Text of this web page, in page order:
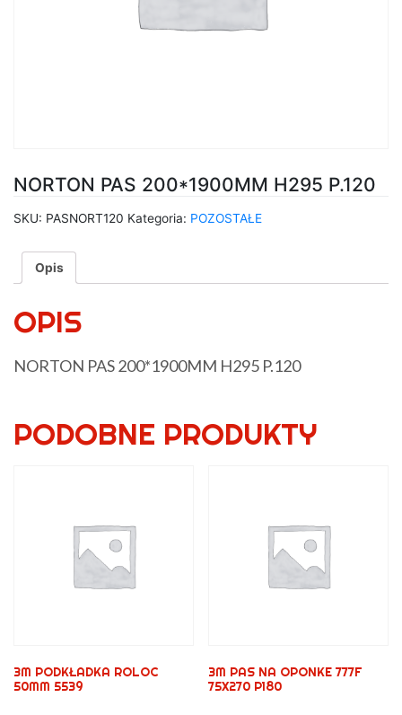
NORTON PAS 200*1900MM H295 P.120
SKU: PASNORT120 Kategoria: POZOSTAŁE
Opis
OPIS
NORTON PAS 200*1900MM H295 P.120
PODOBNE PRODUKTY
3M PODKŁADKA ROLOC
50MM 5539
3M PAS NA OPONKE 777F
75X270 P180